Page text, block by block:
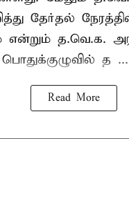
தேர்தல்
என்றும் த.வெ.க.
பொதுக்குழுவில் த ...
Read More